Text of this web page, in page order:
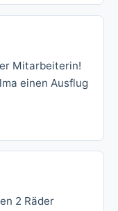
Mitarbeiterin!
einen Ausflug
2 Räder